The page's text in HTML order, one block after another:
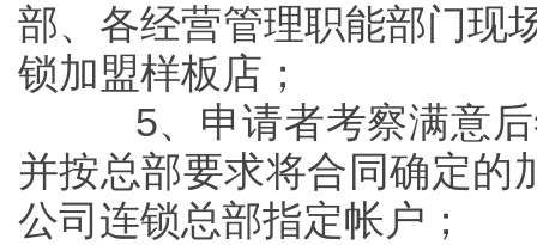
部、各经营管理职能部门现
锁加盟样板店；
5、申请者考察满意后
并按总部要求将合同确定的
公司连锁总部指定帐户；